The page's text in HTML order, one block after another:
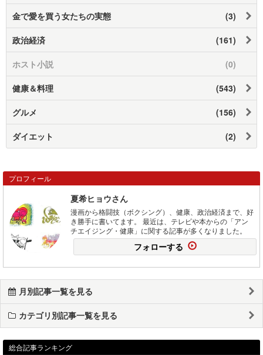
金で愛を買う女たちの実態 (3)
政治経済 (161)
ホスト小説 (0)
健康＆料理 (543)
グルメ (156)
ダイエット (2)
プロフィール
夏希ヒョウさん
漫画から格闘技（ボクシング）、健康、政治経済まで、好
き勝手に書いてます。 最近は、テレビや本からの「アン
チエイジング・健康」に関する記事が多くなりました。
フォローする
月別記事一覧を見る
カテゴリ別記事一覧を見る
総合記事ランキング